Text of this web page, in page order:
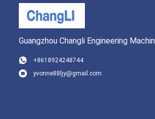
Guangzhou Changli Engineering
+8618924248744
yvonne88ljy@gmail.com